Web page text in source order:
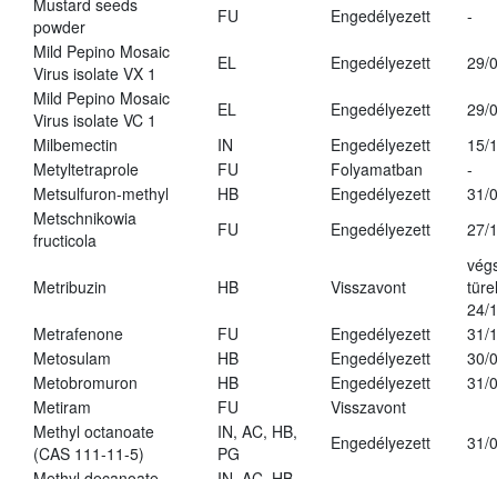
Mustard seeds
powder
FU Engedélyezett
-
Mild Pepino Mosaic
Virus isolate VX 1
EL Engedélyezett
29/
Mild Pepino Mosaic
Virus isolate VC 1
EL Engedélyezett
29/
Milbemectin
IN Engedélyezett
15/
Metyltetraprole
FU Folyamatban
-
Metsulfuron-methyl
HB Engedélyezett
31/
Metschnikowia
fructicola
FU Engedélyezett 27/
Metribuzin HB Visszavont
24/
Metrafenone
FU Engedélyezett
31/
Metosulam
HB Engedélyezett
30/
Metobromuron
HB Engedélyezett
31/
Metiram
FU
Visszavont
Methyl octanoate
(CAS 111-11-5)
IN, AC, HB,
PG
Engedélyezett
31/